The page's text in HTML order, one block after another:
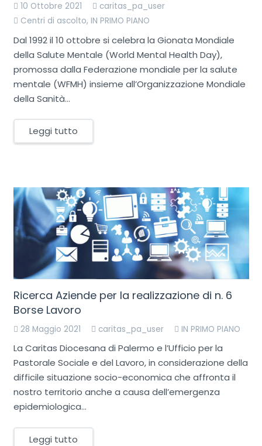
10 Ottobre 2021
caritas_pa_user
Centri di ascolto, IN PRIMO PIANO
Dal 1992 il 10 ottobre si celebra la Gionata Mondiale
della Salute Mentale (World Mental Health Day),
promossa dalla Federazione mondiale per la salute
mentale (WFMH) insieme all’Organizzazione Mondiale
della Sanità…
Leggi tutto
Ricerca Aziende per la realizzazione di n. 6
Borse Lavoro
28 Maggio 2021 caritas_pa_user IN PRIMO PIANO
La Caritas Diocesana di Palermo e l’Ufficio per la
Pastorale Sociale e del Lavoro, in considerazione della
difficile situazione socio-economica che affronta il
nostro territorio anche a causa dell’emergenza
epidemiologica…
Leggi tutto